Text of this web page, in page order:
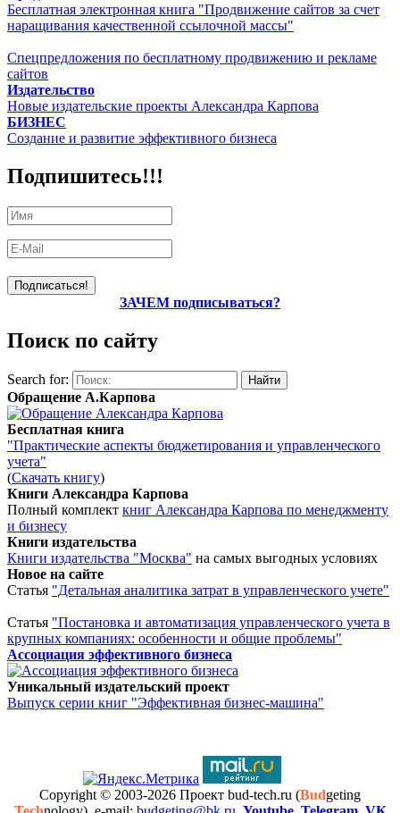
Бесплатная электронная книга "Продвижение сайтов за счет
наращивания качественной ссылочной массы"
Спецпредложения по бесплатному продвижению и рекламе
сайтов
Издательство
Новые издательские проекты Александра Карпова
БИЗНЕС
Создание и развитие эффективного бизнеса
Подпишитесь!!!
ЗАЧЕМ подписываться?
Поиск по сайту
Search for:
Обращение А.Карпова
Бесплатная книга
"Практические аспекты бюджетирования и управленческого
учета"
(Скачать книгу)
Книги Александра Карпова
Полный комплект книг Александра Карпова по менеджменту
и бизнесу
Книги издательства
Книги издательства "Москва" на самых выгодных условиях
Новое на сайте
Статья "Детальная аналитика затрат в управленческого учете"
Статья "Постановка и автоматизация управленческого учета в
крупных компаниях: особенности и общие проблемы"
Ассоциация эффективного бизнеса
Уникальный издательский проект
Выпуск серии книг "Эффективная бизнес-машина"
Copyright © 2003-2026 Проект bud-tech.ru (Budgeting